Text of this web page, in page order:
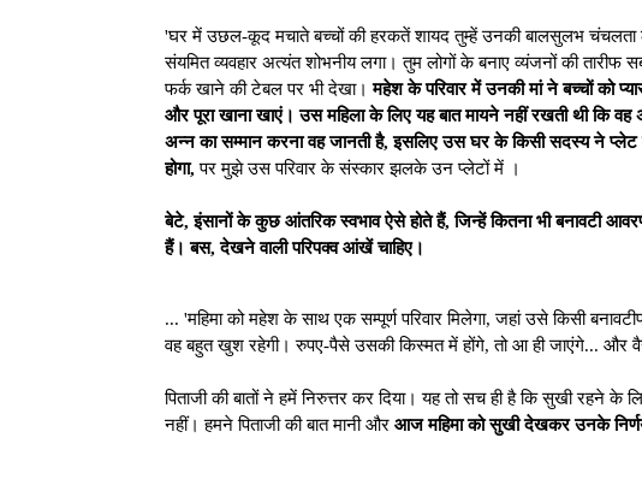
'घर में उछल-कूद मचाते बच्चों की हरकतें शायद तुम्हें उनकी बालसुलभ चंचलता
संयमित व्यवहार अत्यंत शोभनीय लगा। तुम लोगों के बनाए व्यंजनों की तारीफ
फर्क खाने की टेबल पर भी देखा।महेश के परिवार में उनकी मां ने बच्चों को
और पूरा खाना खाएं। उस महिला के लिए यह बात मायने नहीं रखती थी कि
अन्न का सम्मान करना वह जानती है, इसलिए उस घर के किसी सदस्य ने प्लेट
होगा, पर मुझे उस परिवार के संस्कार झलके उन प्लेटों में ।
बेटे, इंसानों के कुछ आंतरिक स्वभाव ऐसे होते हैं, जिन्हें कितना भी बनावटी
हैं। बस, देखने वाली परिपक्व आंखें चाहिए।
... 'महिमा को महेश के साथ एक सम्पूर्ण परिवार मिलेगा, जहां उसे किसी
वह बहुत खुश रहेगी। रुपए-पैसे उसकी किस्मत में होंगे, तो आ ही जाएंगे... और
पिताजी की बातों ने हमें निरुत्तर कर दिया। यह तो सच ही है कि सुखी रहने
नहीं। हमने पिताजी की बात मानी और आज महिमा को सुखी देखकर उनके